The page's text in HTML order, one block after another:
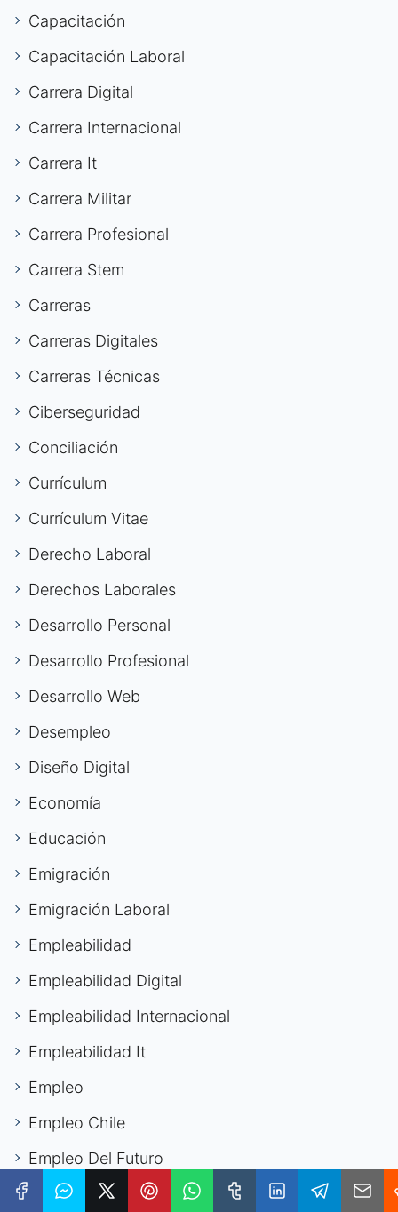
Capacitación
Capacitación Laboral
Carrera Digital
Carrera Internacional
Carrera It
Carrera Militar
Carrera Profesional
Carrera Stem
Carreras
Carreras Digitales
Carreras Técnicas
Ciberseguridad
Conciliación
Currículum
Currículum Vitae
Derecho Laboral
Derechos Laborales
Desarrollo Personal
Desarrollo Profesional
Desarrollo Web
Desempleo
Diseño Digital
Economía
Educación
Emigración
Emigración Laboral
Empleabilidad
Empleabilidad Digital
Empleabilidad Internacional
Empleabilidad It
Empleo
Empleo Chile
Empleo Del Futuro
Empleo Digital